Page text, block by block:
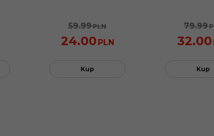
59.99PLN
24.00 PLN
Kup
79.99
32.00
Kup